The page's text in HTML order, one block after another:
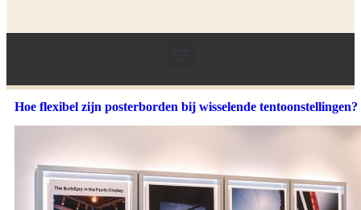
Hoe flexibel zijn posterborden bij wisselende tentoonstellingen?